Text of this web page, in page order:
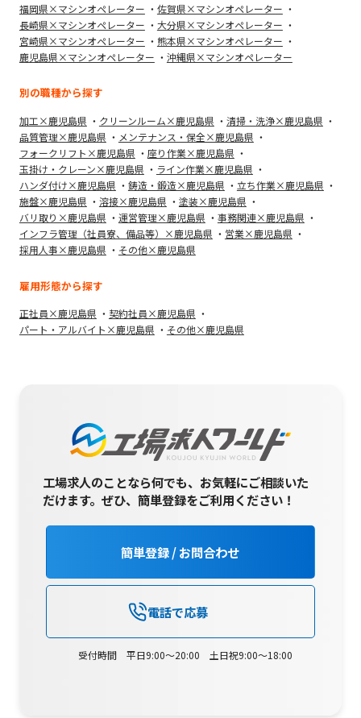
福岡県×マシンオペレーター
佐賀県×マシンオペレーター
長崎県×マシンオペレーター
大分県×マシンオペレーター
宮崎県×マシンオペレーター
熊本県×マシンオペレーター
鹿児島県×マシンオペレーター
沖縄県×マシンオペレーター
別の職種から探す
加工×鹿児島県 クリーンルーム×鹿児島県
清掃・洗浄×鹿児島県
品質管理×鹿児島県
メンテナンス・保全×鹿児島県
フォークリフト×鹿児島県
座り作業×鹿児島県
玉掛け・クレーン×鹿児島県
ライン作業×鹿児島県
ハンダ付け×鹿児島県
鋳造・鍛造×鹿児島県
立ち作業×鹿児島県
施盤×鹿児島県
溶接×鹿児島県
塗装×鹿児島県
バリ取り×鹿児島県
運営管理×鹿児島県
事務関連×鹿児島県
インフラ管理（社員寮、備品等）×鹿児島県
営業×鹿児島県
採用人事×鹿児島県
その他×鹿児島県
雇用形態から探す
正社員×鹿児島県
契約社員×鹿児島県
パート・アルバイト×鹿児島県
その他×鹿児島県
工場求人のことなら何でも、お気軽にご相談いた
だけます。ぜひ、簡単登録をご利用ください！
簡単登録 / お問合わせ
電話で応募
受付時間 平日9:00～20:00 土日祝9:00～18:00